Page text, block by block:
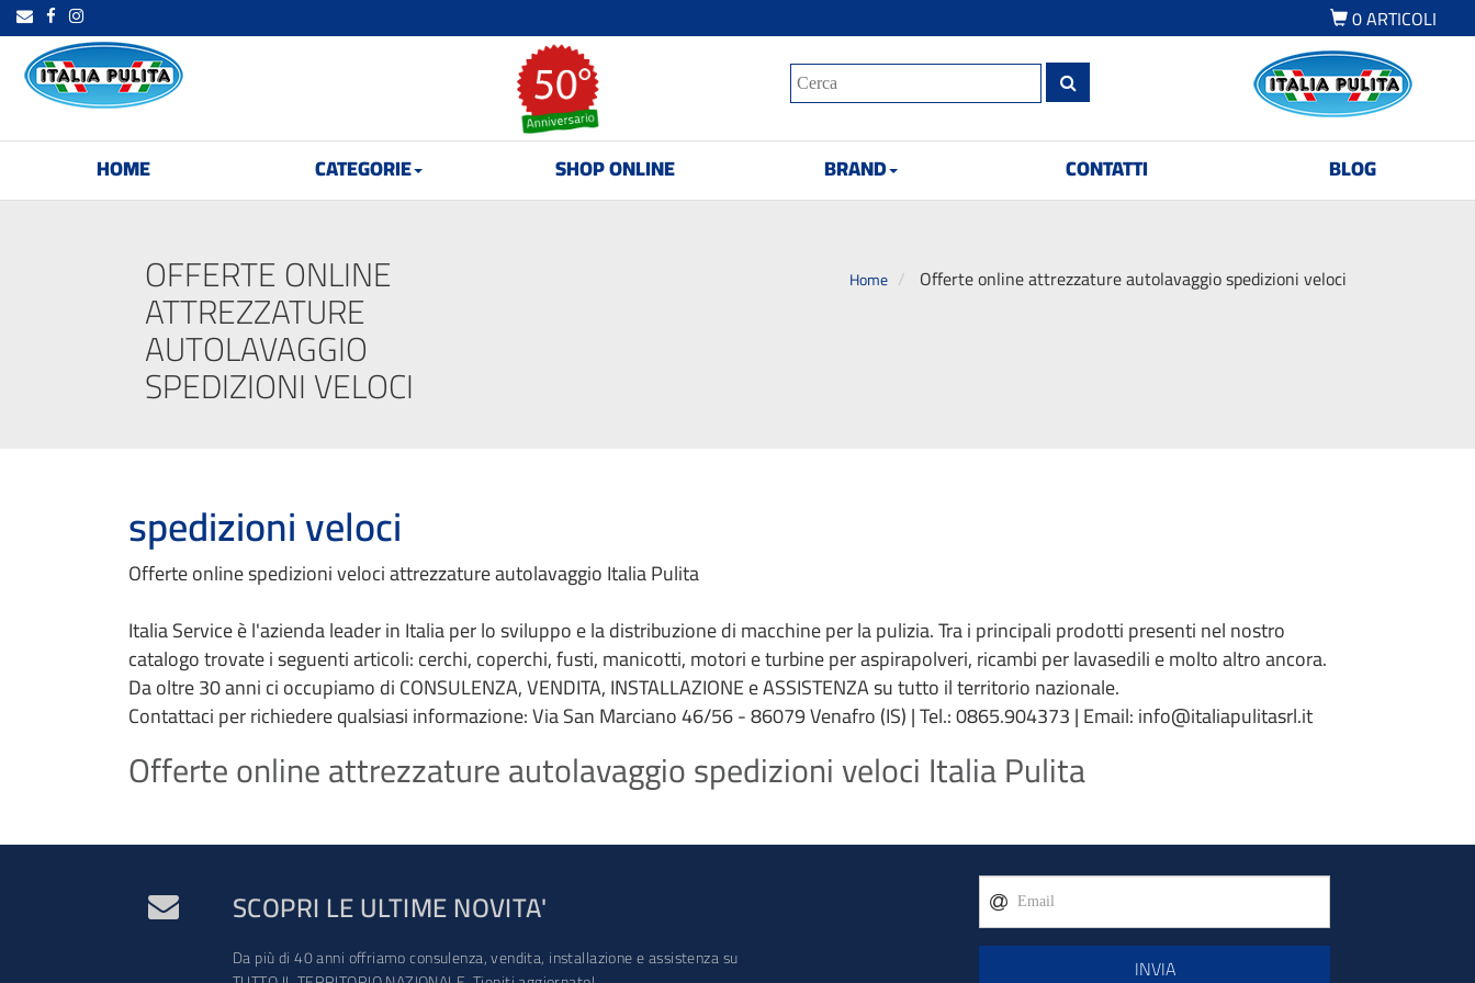
0ARTICOLI
HOME CATEGORIE SHOP ONLINE BRAND CONTATTI BLOG
OFFERTE ONLINE
ATTREZZATURE
AUTOLAVAGGIO
SPEDIZIONI VELOCI
Home Offerte online attrezzature autolavaggio spedizioni veloci
spedizioni veloci
Offerte online spedizioni veloci attrezzature autolavaggio Italia Pulita
Italia Service è l'azienda leader in Italia per lo sviluppo e la distribuzione di macchine per la pulizia. Tra i principali prodotti presenti nel nostro
catalogo trovate i seguenti articoli: cerchi, coperchi, fusti, manicotti, motori e turbine per aspirapolveri, ricambi per lavasedili e molto altro ancora.
Da oltre 30 anni ci occupiamo di CONSULENZA, VENDITA, INSTALLAZIONE e ASSISTENZA su tutto il territorio nazionale.
Contattaci per richiedere qualsiasi informazione: Via San Marciano 46/56 - 86079 Venafro (IS) | Tel.: 0865.904373 | Email: info@italiapulitasrl.it
Offerte online attrezzature autolavaggio spedizioni veloci Italia Pulita
SCOPRI LE ULTIME NOVITA'
Da più di 40 anni offriamo consulenza, vendita, installazione e assistenza su
INVIA